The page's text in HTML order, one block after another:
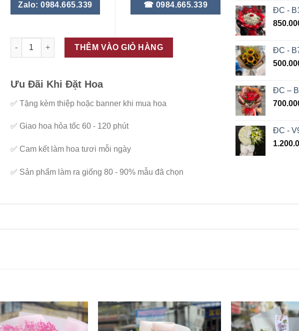
Zalo: 0984.665.339 ☎ 0984.665.339
ĐC - B113 số lượng
THÊM VÀO GIỎ HÀNG
Ưu Đãi Khi Đặt Hoa
✅ Tặng kèm thiệp hoặc banner khi mua hoa
✅ Giao hoa hỏa tốc 60 - 120 phút
✅ Cam kết làm hoa tươi mỗi ngày
✅ Sản phẩm làm ra giống 80 - 90% mẫu đã chọn
ĐC -
ĐC -
ĐC –
ĐC -